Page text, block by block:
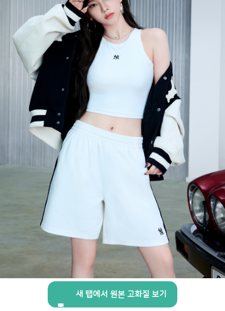
새 탭에서 원본 고화질 보기